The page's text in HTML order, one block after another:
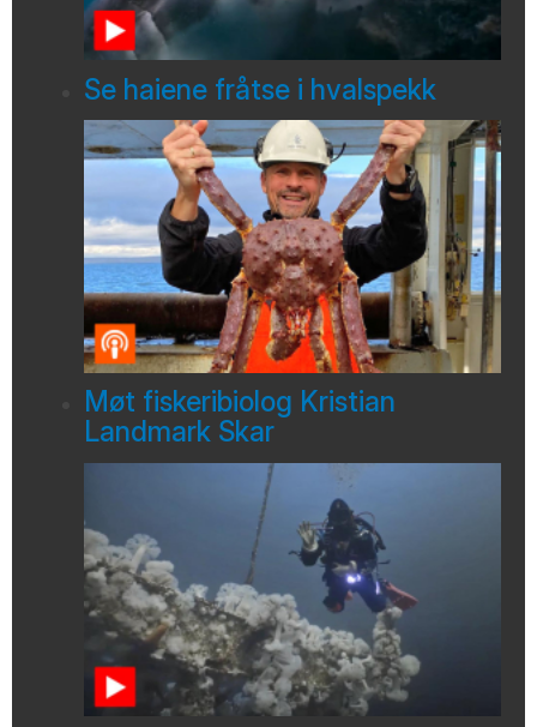
Se haiene fråtse i hvalspekk
Møt fiskeribiolog Kristian
Landmark Skar